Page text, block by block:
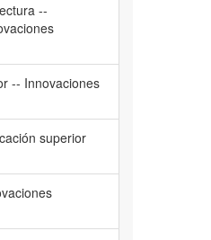
--
-- Innovaciones
superior